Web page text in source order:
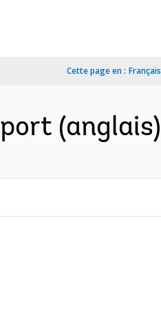
Cette page en : Français
(anglais)